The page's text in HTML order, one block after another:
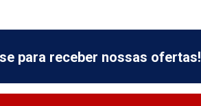
para receber nossas ofertas!